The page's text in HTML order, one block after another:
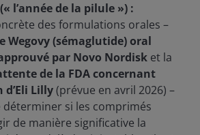
l’année de la pilule ») :
des formulations orales –
Wegovy (sémaglutide) oral
par Novo Nordisk et la
de la FDA concernant
d’Eli Lilly(prévue en avril 2026) –
si les comprimés
de manière significative la